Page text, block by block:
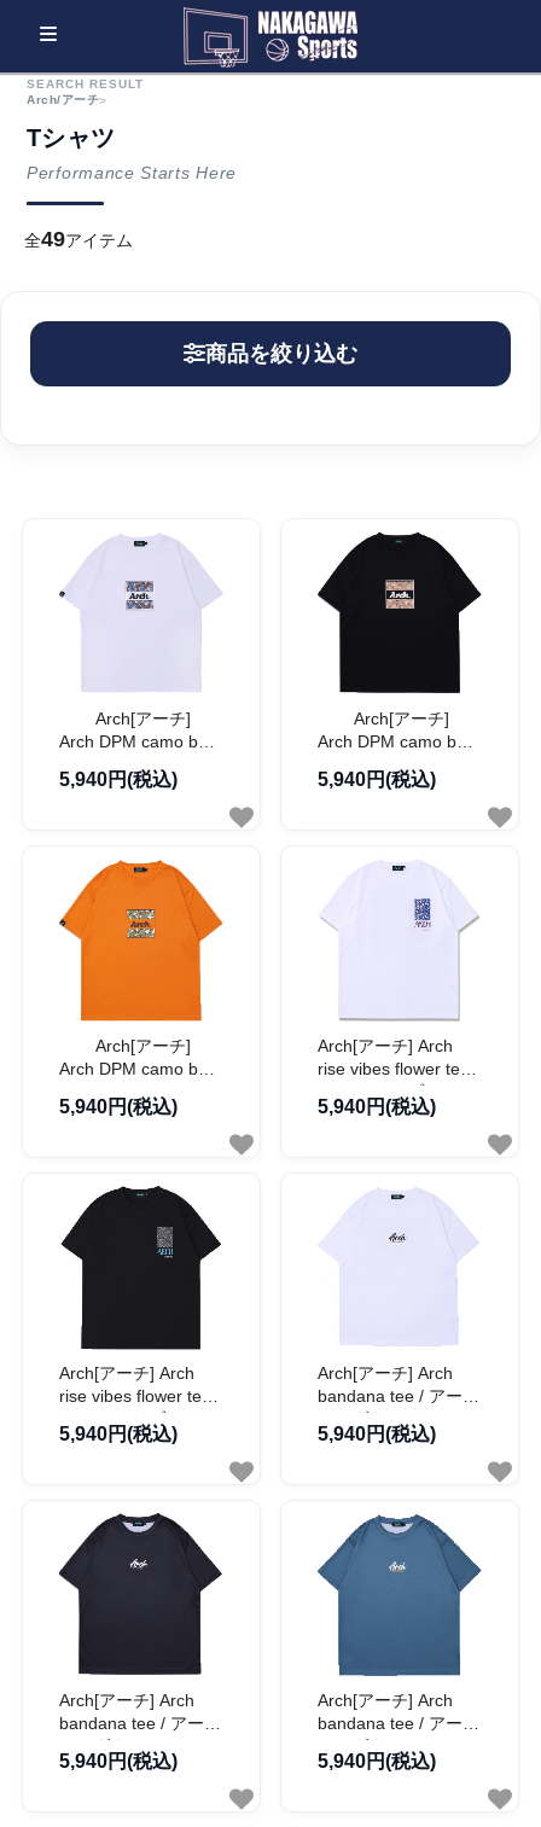
SEARCH RESULT
Arch/アーチ>
Tシャツ
Performance Starts Here
全49アイテム
商品を絞り込む
Arch[アーチ]
Arch DPM camo box
DPM カモ ボックス
5,940円(税込)
Arch[アーチ]
Arch DPM camo box
DPM カモ ボックス
5,940円(税込)
Arch[アーチ]
Arch DPM camo box
DPM カモ ボックス
5,940円(税込)
Arch[アーチ] Arch
rise vibes flower tee /
アーチ バイブス フラ
ワー Tシャツ【T126-
5,940円(税込)
Arch[アーチ] Arch
rise vibes flower tee /
アーチ バイブス フラ
ワー Tシャツ【T126-
5,940円(税込)
Arch[アーチ] Arch
bandana tee / アーチ
バンダナ Tシャツ
【T126-107】
5,940円(税込)
Arch[アーチ] Arch
bandana tee / アーチ
バンダナ Tシャツ
【T126-108】
5,940円(税込)
Arch[アーチ] Arch
bandana tee / アーチ
バンダナ Tシャツ
【T126-109】
5,940円(税込)